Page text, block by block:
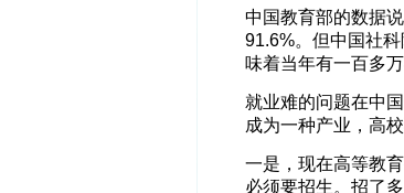
中国教育部的数据
91.6%。但中国社
味着当年有一百多
就业难的问题在中
成为一种产业，高
一是，现在高等教
必须要招生。招了